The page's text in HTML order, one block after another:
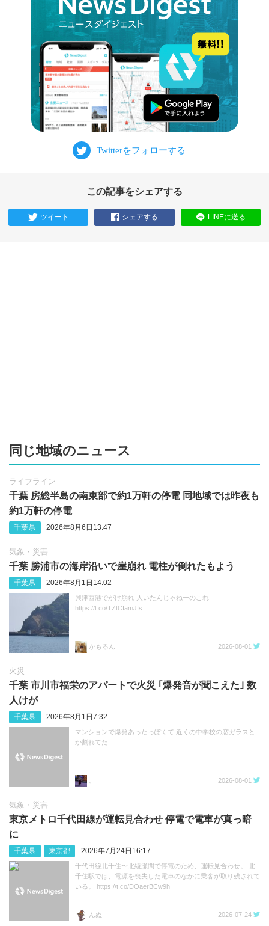
この記事をシェアする
ツイート シェアする LINEに送る
同じ地域のニュース
ライフライン
千葉 房総半島の南東部で約1万軒の停電 同地域では昨夜も
約1万軒の停電
千葉県 2026年8月6日13:47
気象・災害
千葉 勝浦市の海岸沿いで崖崩れ 電柱が倒れたもよう
千葉県 2026年8月1日14:02
興津西港でがけ崩れ 人いたんじゃねーのこれ
https://t.co/TZtCIamJIs
かもるん 2026-08-01
火災
千葉 市川市福栄のアパートで火災 ｢爆発音が聞こえた｣ 数
人けが
千葉県 2026年8月1日7:32
マンションで爆発あったっぽくて 近くの中学校の窓ガラスと
か割れてた
2026-08-01
気象・災害
東京メトロ千代田線が運転見合わせ 停電で電車が真っ暗
に
千葉県 東京都 2026年7月24日16:17
千代田線北千住〜北綾瀬間で停電のため、運転見合わせ。 北
千住駅では、電源を喪失した電車のなかに乗客が取り残されて
いる。 https://t.co/DOaerBCw9h
んぬ 2026-07-24